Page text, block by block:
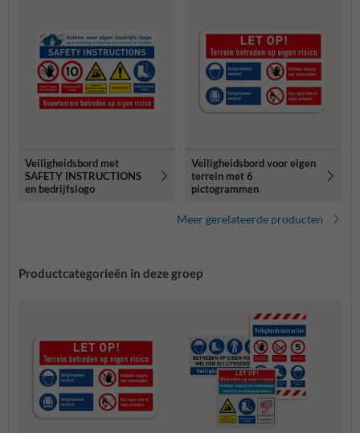
Veiligheidsbord met
SAFETY INSTRUCTIONS
en bedrijfslogo
Veiligheidsbord voor eigen
terrein met 6
pictogrammen
Meer gerelateerde producten
Productcategorieën in deze groep